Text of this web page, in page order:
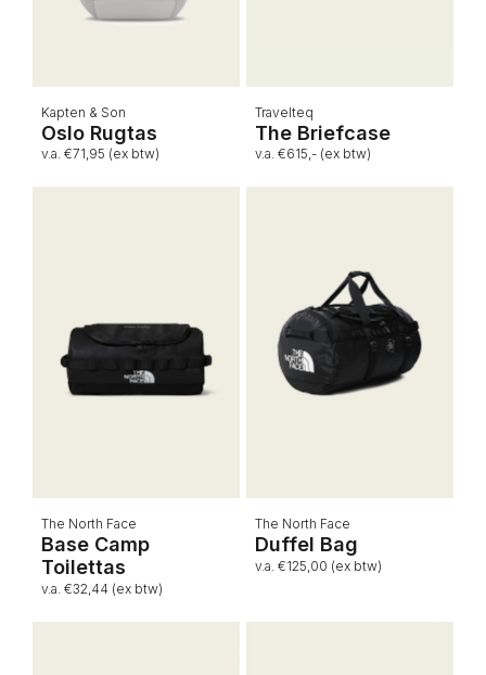
Kapten & Son
Oslo Rugtas
v.a. €71,95 (ex btw)
Travelteq
The Briefcase
v.a. €615,- (ex btw)
The North Face
Base Camp
Toilettas
v.a. €32,44 (ex btw)
The North Face
Duffel Bag
v.a. €125,00 (ex btw)